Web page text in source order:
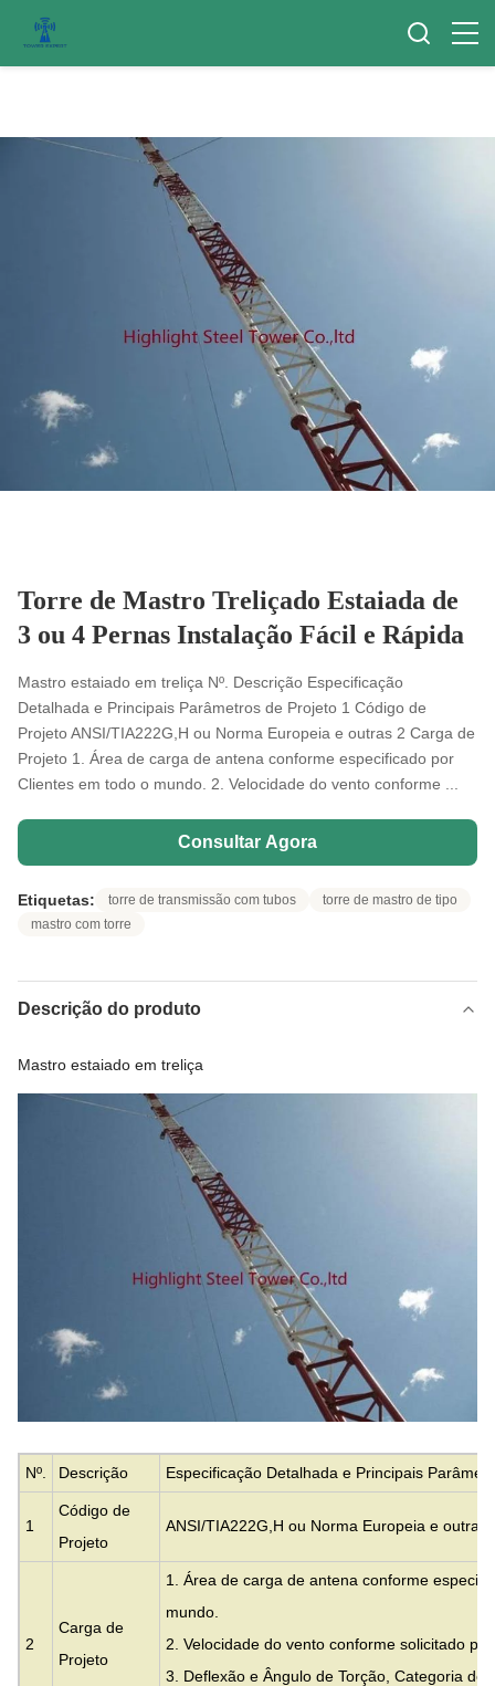
Torre de Mastro Treliçado Estaiada de
3 ou 4 Pernas Instalação Fácil e Rápida
Mastro estaiado em treliça Nº. Descrição Especificação
Detalhada e Principais Parâmetros de Projeto 1 Código de
Projeto ANSI/TIA222G,H ou Norma Europeia e outras 2 Carga de
Projeto 1. Área de carga de antena conforme especificado por
Clientes em todo o mundo. 2. Velocidade do vento conforme ...
Consultar Agora
Etiquetas: torre de transmissão com tubos
torre de mastro de tipo
mastro com torre
Descrição do produto
Mastro estaiado em treliça
Nº. Descrição Especificação Detalhada e Principais
1
Código de
Projeto
ANSI/TIA222G,H ou Norma Europeia e outras
2
Carga de
Projeto
1. Área de carga de antena conforme
mundo.
2. Velocidade do vento conforme solicitado
3. Deflexão e Ângulo de Torção, Categoria de